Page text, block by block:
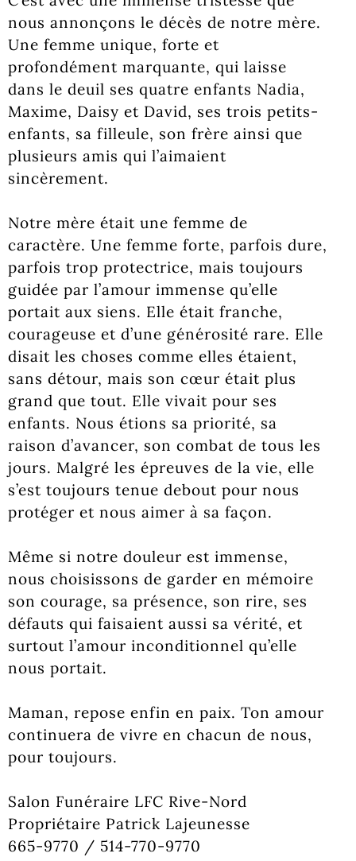
nous annonçons le décès de notre mère.
Une femme unique, forte et
profondément marquante, qui laisse
dans le deuil ses quatre enfants Nadia,
Maxime, Daisy et David, ses trois petits-
enfants, sa filleule, son frère ainsi que
plusieurs amis qui l’aimaient
sincèrement.
Notre mère était une femme de
caractère. Une femme forte, parfois dure,
parfois trop protectrice, mais toujours
guidée par l’amour immense qu’elle
portait aux siens. Elle était franche,
courageuse et d’une générosité rare. Elle
disait les choses comme elles étaient,
sans détour, mais son cœur était plus
grand que tout. Elle vivait pour ses
enfants. Nous étions sa priorité, sa
raison d’avancer, son combat de tous les
jours. Malgré les épreuves de la vie, elle
s’est toujours tenue debout pour nous
protéger et nous aimer à sa façon.
Même si notre douleur est immense,
nous choisissons de garder en mémoire
son courage, sa présence, son rire, ses
défauts qui faisaient aussi sa vérité, et
surtout l’amour inconditionnel qu’elle
nous portait.
Maman, repose enfin en paix. Ton amour
continuera de vivre en chacun de nous,
pour toujours.
Salon Funéraire LFC Rive-Nord
Propriétaire Patrick Lajeunesse
665-9770 / 514-770-9770